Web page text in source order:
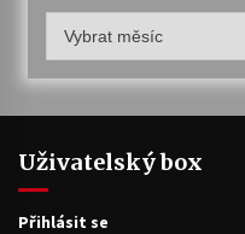
archiv
Uživatelský box
Přihlásit se